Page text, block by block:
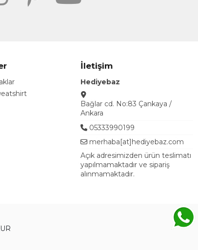
İletişim
Hediyebaz
Bağlar cd. No:83 Çankaya /
Ankara
05333990199
merhaba[at]hediyebaz.com
Açık adresimizden ürün teslimatı
yapılmamaktadır ve sipariş
alınmamaktadır.